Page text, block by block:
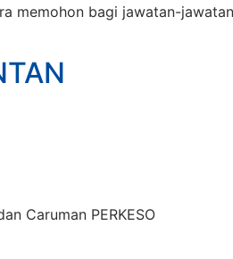
memohon bagi jawatan-
Caruman PERKESO